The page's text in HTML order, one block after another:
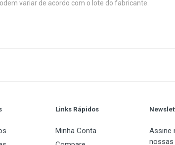
variar de acordo com o lote do fabricante.
um interior bem distribuído para acomodar
SSDs de 2,5”!
Links Rápidos
Minha Conta
Assine
nossas